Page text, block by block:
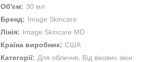
Об'єм: 30 мл
Бренд: Image Skincare
Лінія: Image Skincare MD
Країна виробник: США
Категорії: Для обличчя
Від вікових змін